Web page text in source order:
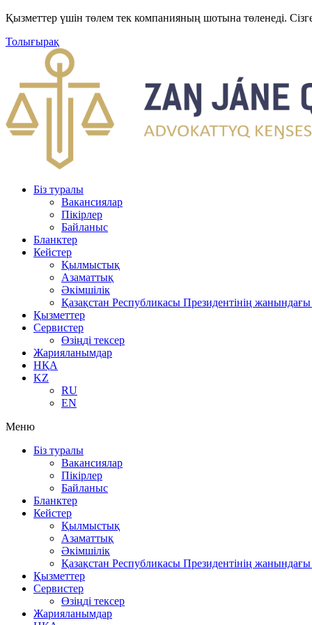
Қызметтер үшін төлем тек компанияның шотына төленеді.
Толығырақ
Біз туралы
Вакансиялар
Пікірлер
Байланыс
Бланктер
Кейстер
Қылмыстық
Азаматтық
Әкімшілік
Қазақстан Республикасы Президентінің
Қызметтер
Сервистер
Өзіңді тексер
Жарияланымдар
НҚА
KZ
RU
EN
Меню
Біз туралы
Вакансиялар
Пікірлер
Байланыс
Бланктер
Кейстер
Қылмыстық
Азаматтық
Әкімшілік
Қазақстан Республикасы Президентінің
Қызметтер
Сервистер
Өзіңді тексер
Жарияланымдар